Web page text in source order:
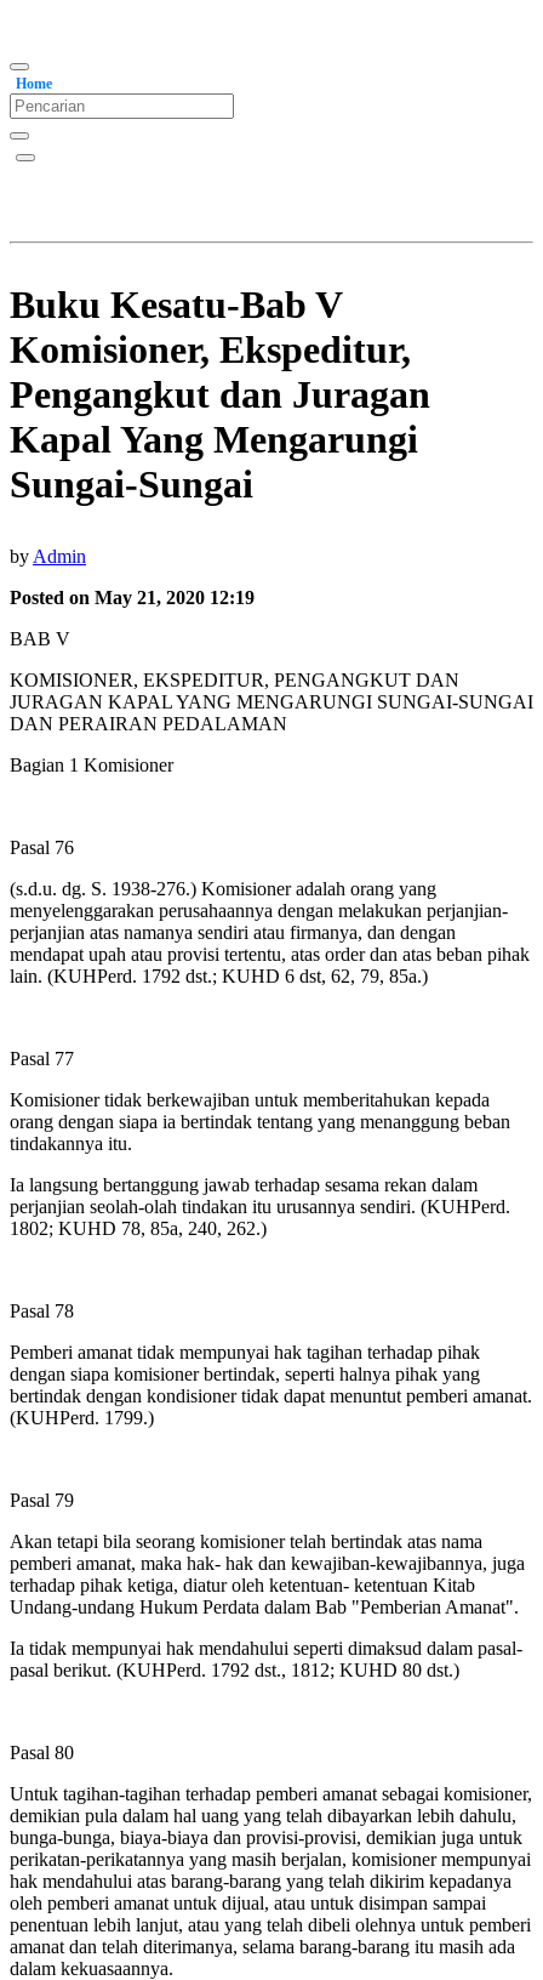
Home
Buku Kesatu-Bab V
Komisioner, Ekspeditur,
Pengangkut dan Juragan
Kapal Yang Mengarungi
Sungai-Sungai
by Admin
Posted on May 21, 2020 12:19
BAB V
KOMISIONER, EKSPEDITUR, PENGANGKUT DAN
JURAGAN KAPAL YANG MENGARUNGI SUNGAI-SUNGAI
DAN PERAIRAN PEDALAMAN
Bagian 1 Komisioner
Pasal 76
(s.d.u. dg. S. 1938-276.) Komisioner adalah orang yang
menyelenggarakan perusahaannya dengan melakukan perjanjian-
perjanjian atas namanya sendiri atau firmanya, dan dengan
mendapat upah atau provisi tertentu, atas order dan atas beban pihak
lain. (KUHPerd. 1792 dst.; KUHD 6 dst, 62, 79, 85a.)
Pasal 77
Komisioner tidak berkewajiban untuk memberitahukan kepada
orang dengan siapa ia bertindak tentang yang menanggung beban
tindakannya itu.
Ia langsung bertanggung jawab terhadap sesama rekan dalam
perjanjian seolah-olah tindakan itu urusannya sendiri. (KUHPerd.
1802; KUHD 78, 85a, 240, 262.)
Pasal 78
Pemberi amanat tidak mempunyai hak tagihan terhadap pihak
dengan siapa komisioner bertindak, seperti halnya pihak yang
bertindak dengan kondisioner tidak dapat menuntut pemberi amanat.
(KUHPerd. 1799.)
Pasal 79
Akan tetapi bila seorang komisioner telah bertindak atas nama
pemberi amanat, maka hak- hak dan kewajiban-kewajibannya, juga
terhadap pihak ketiga, diatur oleh ketentuan- ketentuan Kitab
Undang-undang Hukum Perdata dalam Bab "Pemberian Amanat".
Ia tidak mempunyai hak mendahului seperti dimaksud dalam pasal-
pasal berikut. (KUHPerd. 1792 dst., 1812; KUHD 80 dst.)
Pasal 80
Untuk tagihan-tagihan terhadap pemberi amanat sebagai komisioner,
demikian pula dalam hal uang yang telah dibayarkan lebih dahulu,
bunga-bunga, biaya-biaya dan provisi-provisi, demikian juga untuk
perikatan-perikatannya yang masih berjalan, komisioner mempunyai
hak mendahului atas barang-barang yang telah dikirim kepadanya
oleh pemberi amanat untuk dijual, atau untuk disimpan sampai
penentuan lebih lanjut, atau yang telah dibeli olehnya untuk pemberi
amanat dan telah diterimanya, selama barang-barang itu masih ada
dalam kekuasaannya.